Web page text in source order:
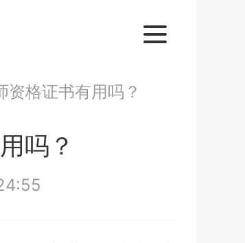
资格证书有用吗？
吗？